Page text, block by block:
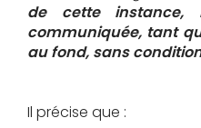
de cette instance,
communiquée, tant
au fond, sans
Il précise que :